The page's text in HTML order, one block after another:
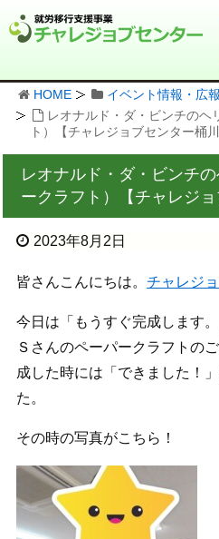
HOME
イベント情報・広
レオナルド・ダ・ビンチのヘ
ト）【チャレジョブセンター桶川
レオナルド・ダ・ビンチ
ークラフト）【チャレジョ
2023年8月2日
皆さんこんにちは。 チャレジ
今日は「もうすぐ完成します
Ｓさんのペーパークラフトの
成した時には「できました！
た。
その時の写真がこちら！